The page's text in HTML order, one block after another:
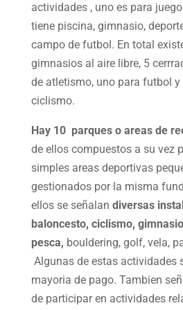
actividades , uno es para
tiene piscina, gimnasio,
campo de futbol. En total
gimnasios al aire libre, 5
de atletismo, uno para futbol y
ciclismo.
Hay 10 parques o areas de
de ellos compuestos a su vez
simples areas deportivas
gestionados por la misma
ellos se señalan diversas
baloncesto, ciclismo,
pesca, bouldering, golf, vela,
Algunas de estas actividades
mayoria de pago. Tambien
de participar en actividades